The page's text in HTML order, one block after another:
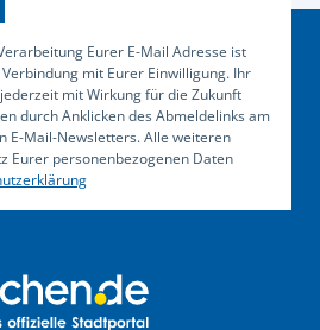
Eurer E-Mail Adresse ist
Verbindung mit Eurer Einwilligung. Ihr
mit Wirkung für die Zukunft
durch Anklicken des Abmeldelinks am
E-Mail-Newsletters. Alle weiteren
Eurer personenbezogenen Daten